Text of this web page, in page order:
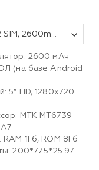
Платёжный терминал АТОЛ PT-5 (2 SIM, 2600mAh). Черный. (Автономный режим)
2600 мАч
(на базе Android
5” HD, 1280х720
MTK MT6739
RAM 1Гб, ROM 8Гб
200*77.5*25.97